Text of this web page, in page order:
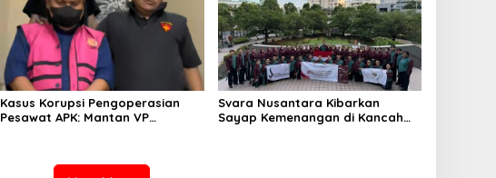
Kasus Korupsi Pengoperasian
Pesawat APK: Mantan VP
Svara Nusantara Kibarkan
Sayap Kemenangan di Kancah